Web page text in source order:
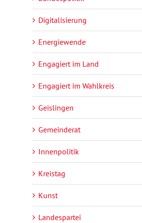
Digitalisierung
Energiewende
Engagiert im Land
Engagiert im Wahlkreis
Geislingen
Gemeinderat
Innenpolitik
Kreistag
Kunst
Landespartei